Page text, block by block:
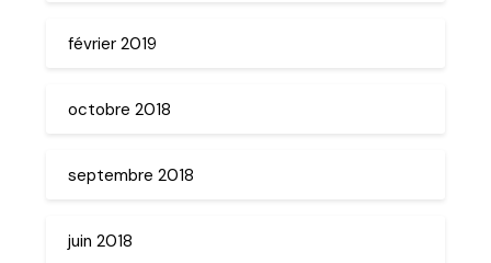
février 2019
octobre 2018
septembre 2018
juin 2018